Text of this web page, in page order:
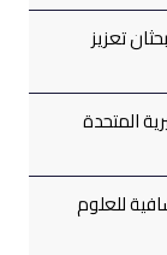
تعزيز
المتحدة
للعلوم